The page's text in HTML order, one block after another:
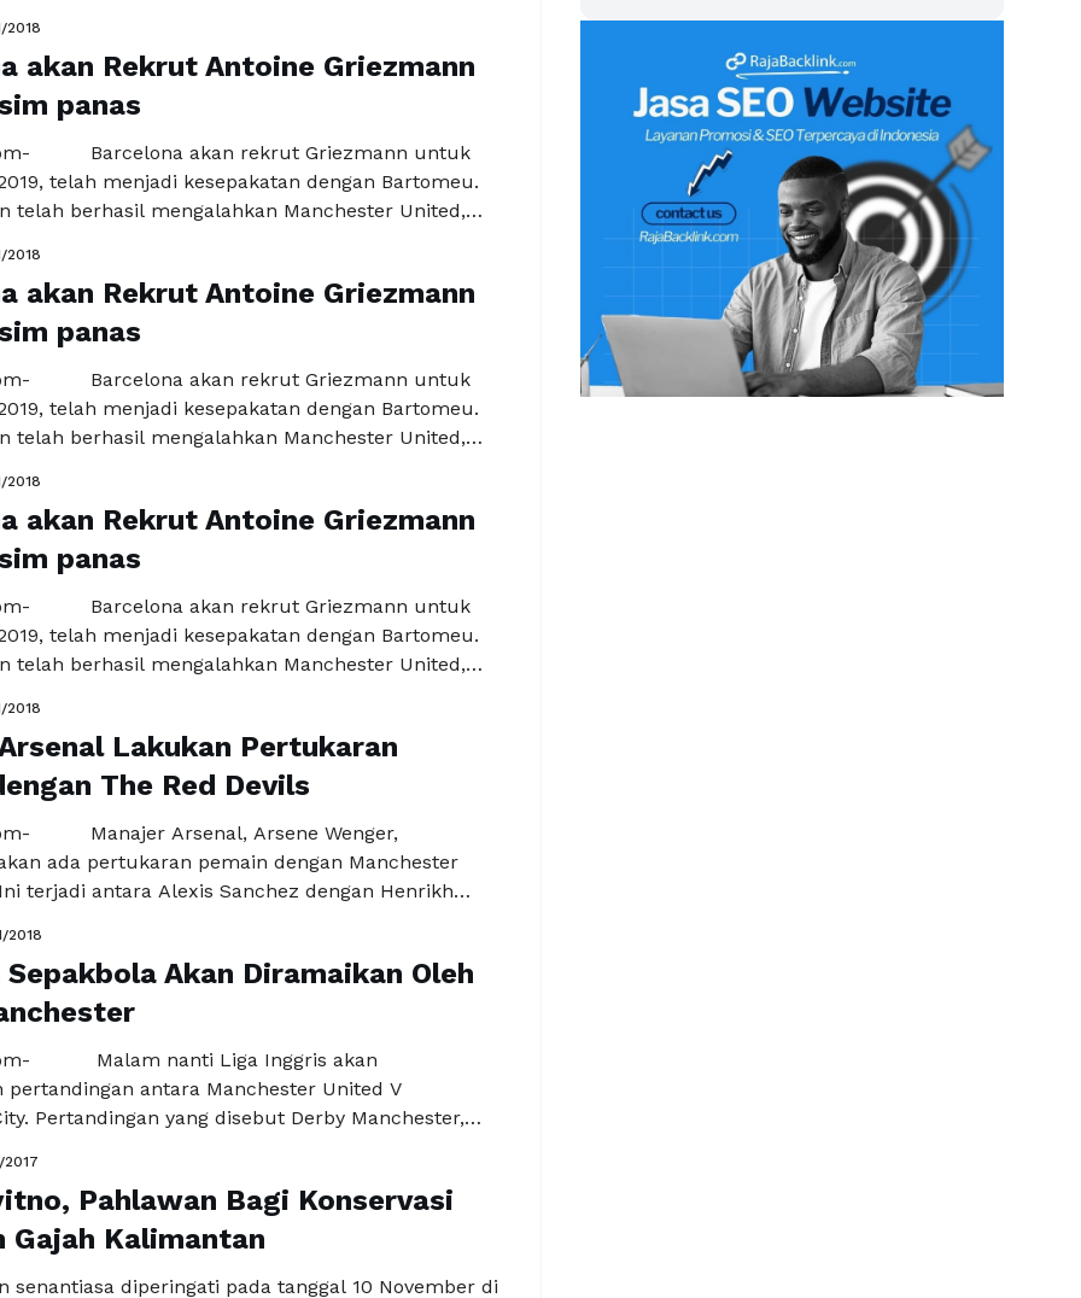
alasan ia tertarik bermain sepak bola di Indonesia.
Madrid ini telah bergabung dengan Borneo FC.
Faubert untuk bermain dalam
depan. Pesut Etam …
2018
akan Rekrut Antoine Griezmann
panas
Barcelona akan rekrut Griezmann untuk
telah menjadi kesepakatan dengan Bartomeu.
telah berhasil mengalahkan Manchester United,
Atletico Madrid Antoine Griezmann. Sudah
menyukai Griezmann. Oleh karnanya ia rela
Griezmann walau saat itu performa pemain asal
sempurna. Bahkan menurut Sport dalam
2018
akan Rekrut Antoine Griezmann
panas
Barcelona akan rekrut Griezmann untuk
telah menjadi kesepakatan dengan Bartomeu.
telah berhasil mengalahkan Manchester United,
Atletico Madrid Antoine Griezmann. Sudah
menyukai Griezmann. Oleh karnanya ia rela
Griezmann walau saat itu performa pemain asal
sempurna. Bahkan menurut Sport dalam
2018
akan Rekrut Antoine Griezmann
panas
Barcelona akan rekrut Griezmann untuk
telah menjadi kesepakatan dengan Bartomeu.
telah berhasil mengalahkan Manchester United,
Atletico Madrid Antoine Griezmann. Sudah
menyukai Griezmann. Oleh karnanya ia rela
Griezmann walau saat itu performa pemain asal
sempurna. Bahkan menurut Sport dalam
2018
Lakukan Pertukaran
The Red Devils
Manajer Arsenal, Arsene Wenger,
ada pertukaran pemain dengan Manchester
terjadi antara Alexis Sanchez dengan Henrikh
prancis ini menyatakan, pertukaran pemain
terjadi dalam 48 jam. Kemungkinan Arsenal
sanchez dalam laga kontra Crystal
(20/1/2018). Wenger sudah ikhlas melepas Alexis
2018
Akan Diramaikan Oleh
Malam nanti Liga Inggris akan
pertandingan antara Manchester United V
Pertandingan yang disebut Derby Manchester,
sebuah pertandingan yang seru. Bahkan
City yaitu Josep Guardiola mengatakan
wajib memberikan 100 persen, jika mereka
Manchester United. Team asuhan Guardiola
2017
Pahlawan Bagi Konservasi
Gajah Kalimantan
senantiasa diperingati pada tanggal 10 November di